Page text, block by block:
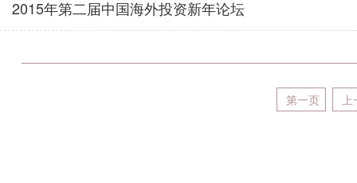
2015年第二届中国海外投资新年论坛
第一页 上